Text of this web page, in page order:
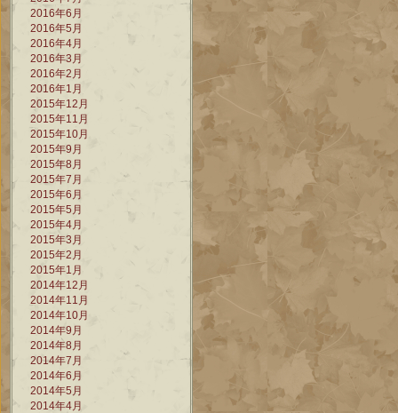
2016年6月
2016年5月
2016年4月
2016年3月
2016年2月
2016年1月
2015年12月
2015年11月
2015年10月
2015年9月
2015年8月
2015年7月
2015年6月
2015年5月
2015年4月
2015年3月
2015年2月
2015年1月
2014年12月
2014年11月
2014年10月
2014年9月
2014年8月
2014年7月
2014年6月
2014年5月
2014年4月